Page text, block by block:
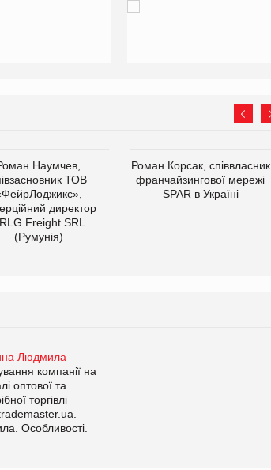
Наумчев,
ТОВ
директор
Freight SRL
(Румунія)
Роман Корсак, співвласник
франчайзингової мережі
SPAR в Україні
Людмила
компанії на
оптової та
торгівлі
Особливості.